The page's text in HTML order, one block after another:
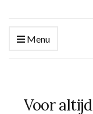
Menu
Voor